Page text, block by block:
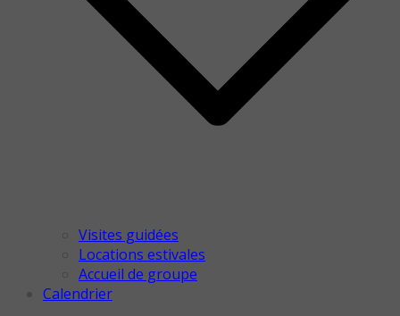
Visites guidées
Locations estivales
Accueil de groupe
Calendrier